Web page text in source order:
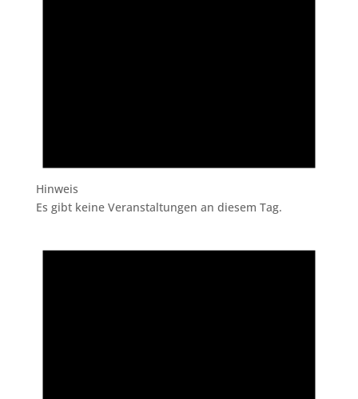
Hinweis
Es gibt keine Veranstaltungen an diesem Tag.